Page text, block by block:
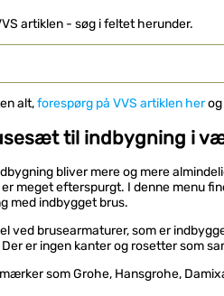
artiklen - søg i feltet herunder.
alt,forespørg på VVS artiklen herog
til indbygning i
bliver mere og mere
meget efterspurgt. I denne menu
med indbygget brus.
ved brusearmaturer, som er
er ingen kanter og rosetter som
som Grohe, Hansgrohe,